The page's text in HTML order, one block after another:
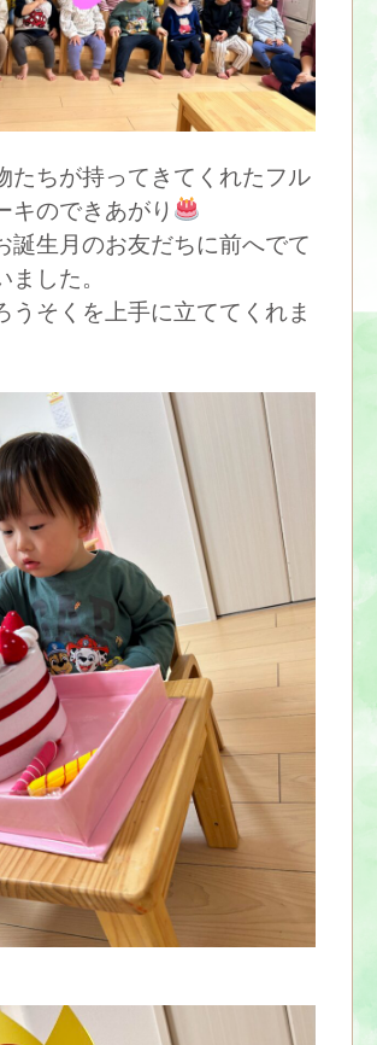
たちが持ってきてくれたフル
キのできあがり
誕生月のお友だちに前へでて
ました。
うそくを上手に立ててくれま